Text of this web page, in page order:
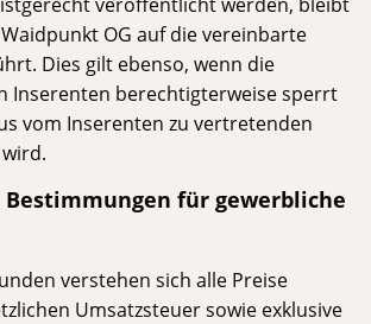
OG auf die vereinbarte
Dies gilt ebenso, wenn die
Inserenten berechtigterweise sperrt
vom Inserenten zu vertretenden
Bestimmungen für gewerbliche
verstehen sich alle Preise
Umsatzsteuer sowie exklusive